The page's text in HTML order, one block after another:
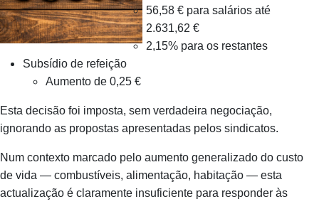
56,58 € para salários até
2.631,62 €
2,15% para os restantes
Subsídio de refeição
Aumento de 0,25 €
Esta decisão foi imposta, sem verdadeira negociação,
ignorando as propostas apresentadas pelos sindicatos.
Num contexto marcado pelo aumento generalizado do custo
de vida — combustíveis, alimentação, habitação — esta
actualização é claramente insuficiente para responder às